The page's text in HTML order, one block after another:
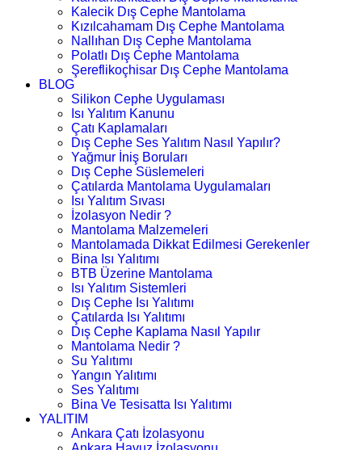
Kalecik Dış Cephe Mantolama
Kızılcahamam Dış Cephe Mantolama
Nallıhan Dış Cephe Mantolama
Polatlı Dış Cephe Mantolama
Şereflikoçhisar Dış Cephe Mantolama
BLOG
Silikon Cephe Uygulaması
Isı Yalıtım Kanunu
Çatı Kaplamaları
Dış Cephe Ses Yalıtım Nasıl Yapılır?
Yağmur İniş Boruları
Dış Cephe Süslemeleri
Çatılarda Mantolama Uygulamaları
Isı Yalıtım Sıvası
İzolasyon Nedir ?
Mantolama Malzemeleri
Mantolamada Dikkat Edilmesi Gerekenler
Bina Isı Yalıtımı
BTB Üzerine Mantolama
Isı Yalıtım Sistemleri
Dış Cephe Isı Yalıtımı
Çatılarda Isı Yalıtımı
Dış Cephe Kaplama Nasıl Yapılır
Mantolama Nedir ?
Su Yalıtımı
Yangın Yalıtımı
Ses Yalıtımı
Bina Ve Tesisatta Isı Yalıtımı
YALITIM
Ankara Çatı İzolasyonu